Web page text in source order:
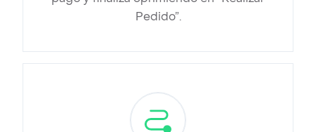
Pedido”.